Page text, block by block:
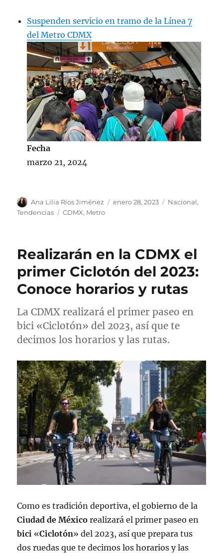
Suspenden servicio en tramo de la Línea 7
del Metro CDMX
Fecha
marzo 21, 2024
A
u
Ana Lilia Ríos Jiménez
P
c
d
o
e
l
enero 28, 2023
C
o
í
a
s
Nacional,
Tendencias
E
u
t
a
s
CDMX, Metro
Realizarán en la CDMX el
primer Ciclotón del 2023:
Conoce horarios y rutas
La CDMX realizará el primer paseo en
bici «Ciclotón» del 2023, así que te
decimos los horarios y las rutas.
Como es tradición deportiva, el gobierno de la
Ciudad de México realizará el primer paseo en
bici «Ciclotón» del 2023, así que prepara tus
dos ruedas que te decimos los horarios y las